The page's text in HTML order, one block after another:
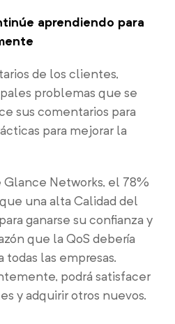
aprendiendo para
de los clientes,
problemas que se
sus comentarios para
para mejorar la
Networks, el 78%
una alta Calidad del
ganarse su confianza y
que la QoS debería
todas las empresas.
podrá satisfacer
y adquirir otros nuevos.